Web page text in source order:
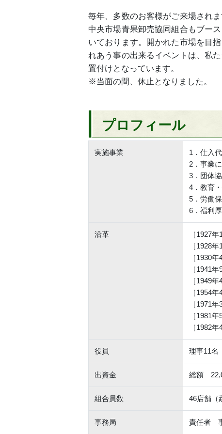
毎年、多数のお客様がご来場され
中央市場青果卸売協同組合もブー
いております。開かれた市場を目
れあう事の出来るイベントは、私
置付けとなっています。
※当面の間、休止となりました。
プロフィール
実施事業
1．仕入
2．事業
3．団体
4．教育
5．労働
6．福利
沿革
［1927
［1928
［1930
［1941
［1949
［1954
［1971
［1981
［1982
役員 理事11
出資金 総額
組合員数 46店舗（
事務局 責任者